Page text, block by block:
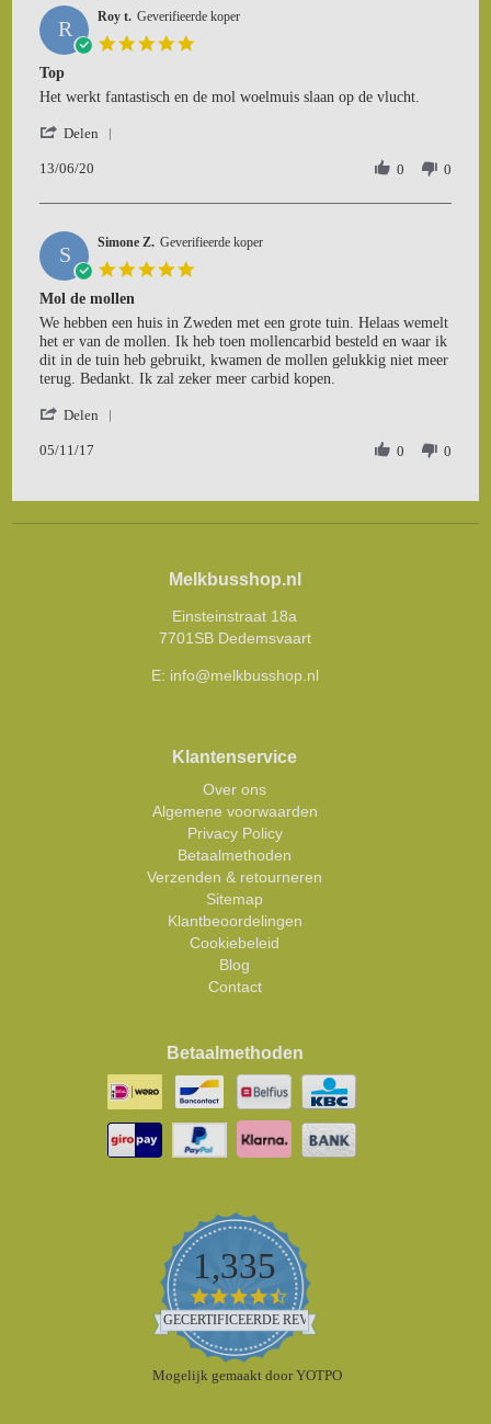
on
26
Nov
R Roy t. Geverifieerde koper
Top
Review
Roy
on
Jun
review
Top
Het werkt fantastisch en de mol woelmuis slaan op de vlucht.
Delen
Roy
on
13
Jun
2020
13/06/20 0 0
S Simone Z. Geverifieerde koper
Mol de mollen
Review
by
Simone
Z.
5
2017
review
stating
Mol
de
We hebben een huis in Zweden met een grote tuin. Helaas wemelt
het er van de mollen. Ik heb toen mollencarbid besteld en waar ik
dit in de tuin heb gebruikt, kwamen de mollen gelukkig niet meer
terug. Bedankt. Ik zal zeker meer carbid kopen.
Delen
Z.
on
05/11/17 0 0
Melkbusshop.nl
Einsteinstraat 18a
7701SB Dedemsvaart
E: info@melkbusshop.nl
Klantenservice
Over ons
Algemene voorwaarden
Privacy Policy
Betaalmethoden
Verzenden & retourneren
Sitemap
Klantbeoordelingen
Cookiebeleid
Blog
Contact
Betaalmethoden
1,335
4.5
star
rating
GECERTIFICEERDE REVIEWS
Mogelijk gemaakt door YOTPO